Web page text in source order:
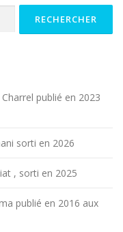
publié en 2023
sorti en 2026
, sorti en 2025
publié en 2016 aux